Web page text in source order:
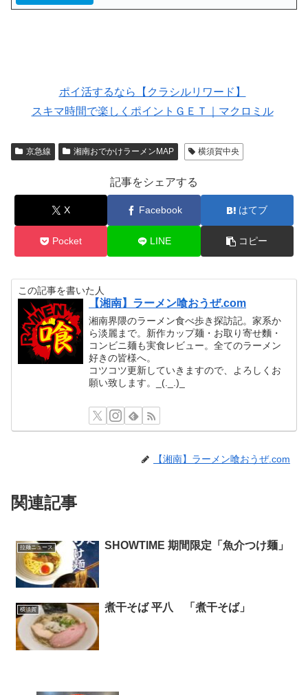
ポイ活するなら【クラシルリワード】
スキマ時間で楽しくポイントＧＥＴ｜マクロミル
京急線 湘南おでかけラーメンMAP 横須賀中央
記事をシェアする
X Facebook はてブ
Pocket LINE コピー
この記事を書いた人
【湘南】ラーメン喰おうぜ.com
湘南界隈のラーメン食べ歩き探訪記。家系か
ら淡麗まで。新作カップ麺・お取り寄せ麵・
コンビニ麺も実食レビュー。全てのラーメン
好きの皆様へ。
コツコツ更新していきますので、よろしくお
願い致します。_(._.)_
【湘南】ラーメン喰おうぜ.com
関連記事
拉麺ニュース SHOWTIME 期間限定「魚介つけ麺」
横須賀 煮干そば 平八 「煮干そば」